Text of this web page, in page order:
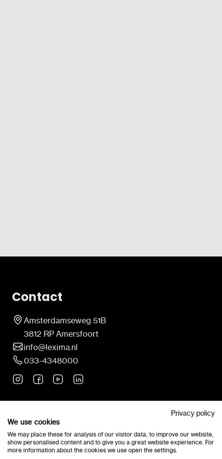
Contact
Amsterdamseweg 51B
3812 RP Amersfoort
info@lexima.nl
033-4348000
Neem tijdens kantooruren rechtstreeks contact met
ons op.
Neem contact op
Privacy policy
We use cookies
We may place these for analysis of our visitor data, to improve our website,
show personalised content and to give you a great website experience. For
more information about the cookies we use open the settings.